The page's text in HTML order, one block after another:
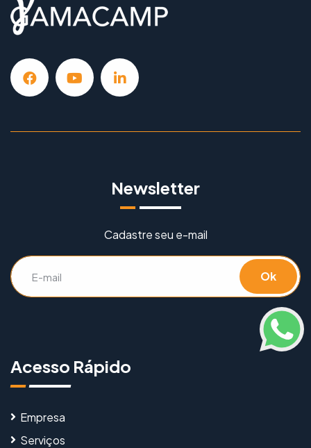
Acesso Rápido
Empresa
Serviços
Newsletter
Cadastre seu e-mail
Ok